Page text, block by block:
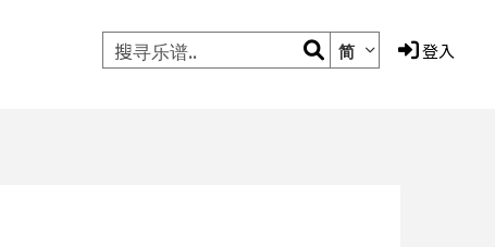
简 登入